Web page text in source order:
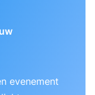
evenement